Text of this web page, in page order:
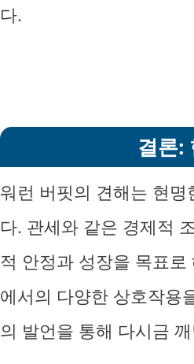
다.
결론:
워런 버핏의 견해는 현
다. 관세와 같은 경제적
적 안정과 성장을 목표
에서의 다양한 상호작용
의 발언을 통해 다시금